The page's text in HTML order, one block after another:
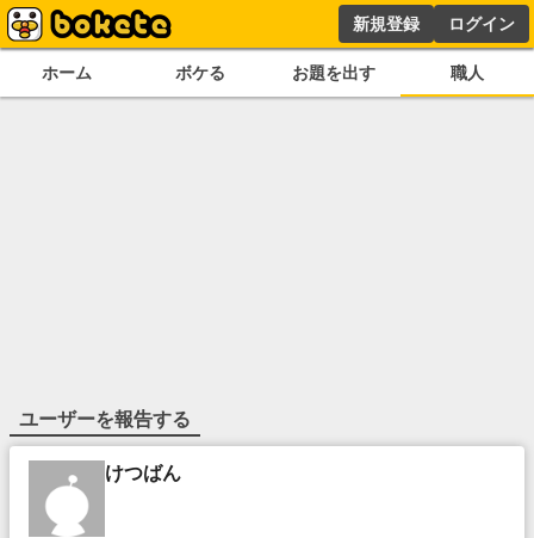
新規登録 ログイン
ホーム ボケる お題を出す 職人
ユーザーを報告する
けつばん